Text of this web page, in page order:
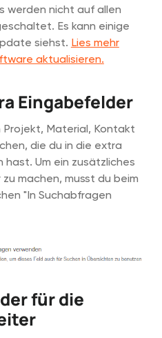
werden nicht auf allen
Es kann einige
siehst. Lies mehr
aktualisieren.
Eingabefelder
Projekt, Material, Kontakt
die du in die extra
Um ein zusätzliches
machen, musst du beim
"In Suchabfragen
für die